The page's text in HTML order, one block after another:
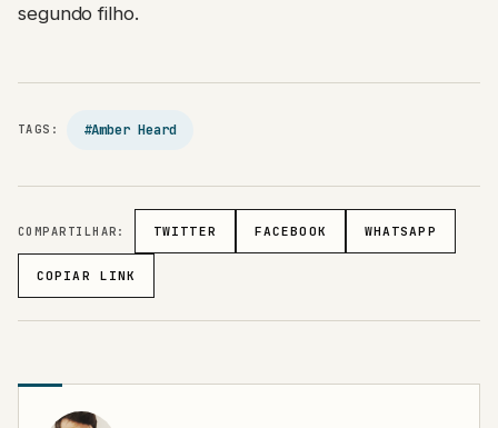
segundo filho.
TAGS: #Amber Heard
COMPARTILHAR: TWITTER FACEBOOK WHATSAPP
COPIAR LINK